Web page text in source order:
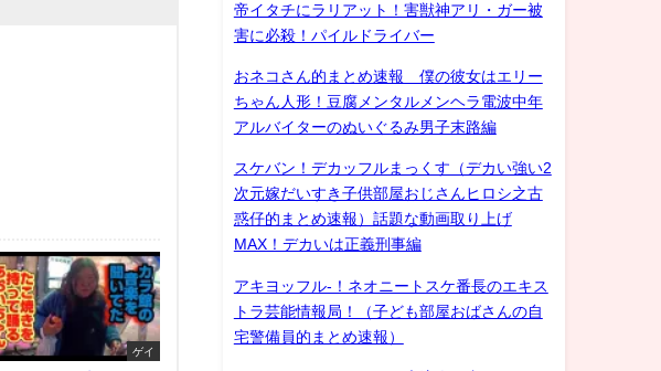
ゲイ
帝イタチにラリアット！害獣神アリ・ガー被
害に必殺！パイルドライバー
おネコさん的まとめ速報 僕の彼女はエリー
ちゃん人形！豆腐メンタルメンヘラ電波中年
アルバイターのぬいぐるみ男子末路編
スケバン！デカッフルまっくす（デカい強い2
次元嫁だいすき子供部屋おじさんヒロシ之古
惑仔的まとめ速報）話題な動画取り上げ
MAX！デカいは正義刑事編
アキヨッフル-！ネオニートスケ番長のエキス
トラ芸能情報局！（子ども部屋おばさんの自
宅警備員的まとめ速報）